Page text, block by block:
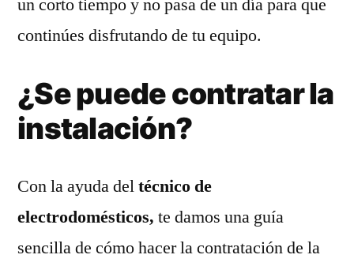
continúes disfrutando de tu equipo.
¿Se puede contratar la
instalación?
Con la ayuda deltécnico de
electrodomésticos, te damos una guía
sencilla de cómo hacer la contratación de la